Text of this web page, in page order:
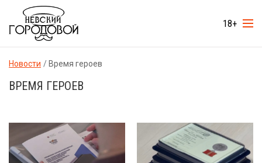
18+
Новости Время героев
ВРЕМЯ ГЕРОЕВ